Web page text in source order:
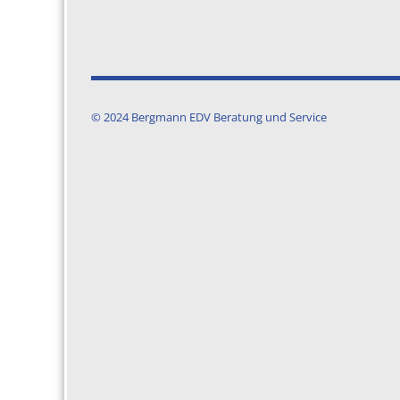
© 2024 Bergmann EDV Beratung und Service